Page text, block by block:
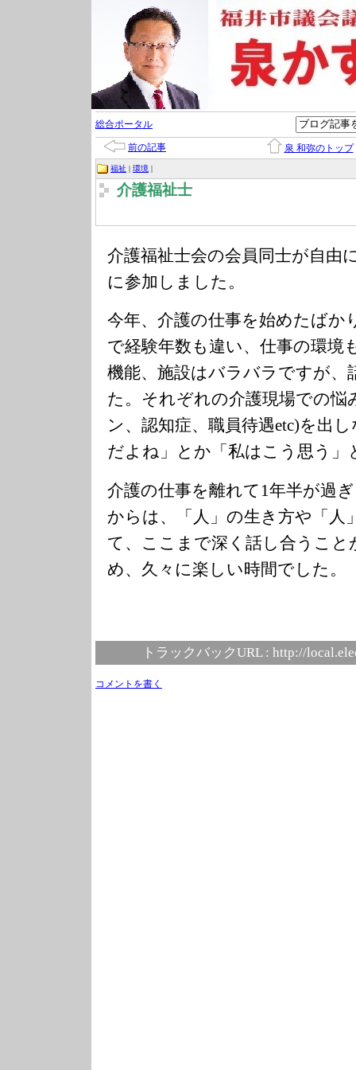
総合ポータル
前の記事 泉 和弥のトップ
福祉 | 環境 |
介護福祉士
介護福祉士会の会員同士が自由
に参加しました。
今年、介護の仕事を始めたばか
で経験年数も違い、仕事の環境
機能、施設はバラバラですが、
た。それぞれの介護現場での悩
ン、認知症、職員待遇etc)を出
だよね」とか「私はこう思う」
介護の仕事を離れて1年半が過
からは、「人」の生き方や「人
て、ここまで深く話し合うこ
め、久々に楽しい時間でした。
トラックバックURL : http://
コメントを書く